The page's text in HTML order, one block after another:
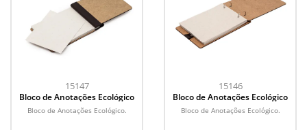
15147
Bloco de Anotações Ecológico
Bloco de Anotações Ecológico.
15146
Bloco de Anotações Ecológico
Bloco de Anotações Ecológico.